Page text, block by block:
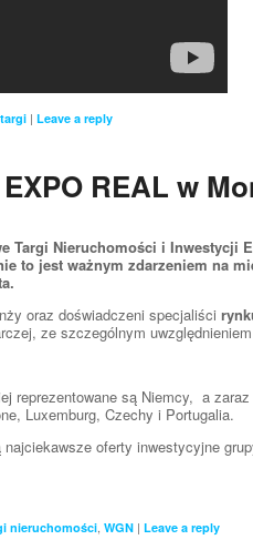
targi | Leave a reply
REAL w
Targi Nieruchomości i Inwestycji
to jest ważnym zdarzeniem na
oraz doświadczeni specjaliści
ze szczególnym
reprezentowane są Niemcy, a
Luxemburg, Czechy i Portugalia.
oferty inwestycyjne
nieruchomości WGN | Leave a reply